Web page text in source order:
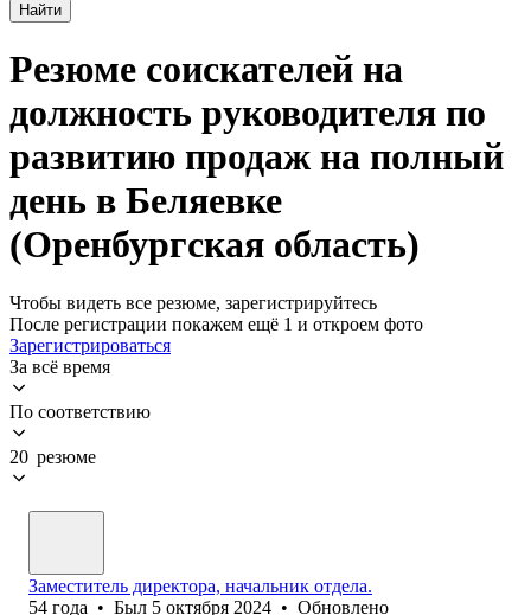
Найти
Резюме соискателей на
должность руководителя по
развитию продаж на полный
день в Беляевке
(Оренбургская область)
Чтобы видеть все резюме, зарегистрируйтесь
После регистрации покажем ещё 1 и откроем фото
Зарегистрироваться
За всё время
По соответствию
20 резюме
Заместитель директора, начальник отдела.
54 года • Был 5 октября 2024 • Обновлено